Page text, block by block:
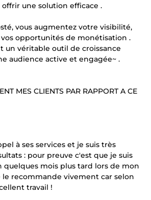
une solution efficace .
vous augmentez votre visibilité,
opportunités de monétisation .
un véritable outil de croissance
audience active et engagée~ .
MES CLIENTS PAR RAPPORT A CE
à ses services et je suis très
: pour preuve c'est que je suis
quelques mois plus tard lors de mon
le recommande vivement car selon
travail !